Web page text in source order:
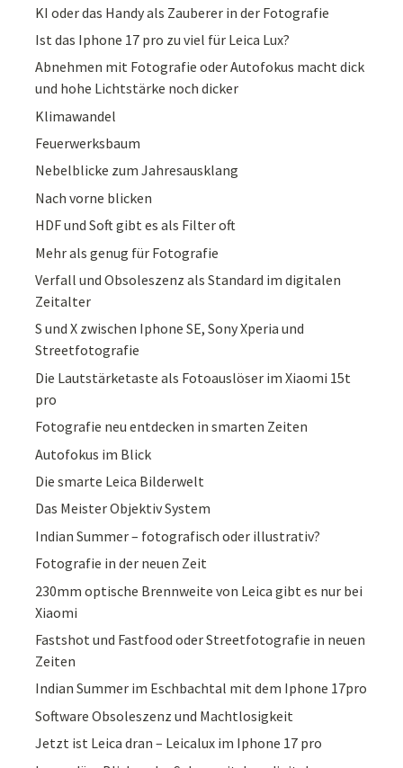
KI oder das Handy als Zauberer in der Fotografie
Ist das Iphone 17 pro zu viel für Leica Lux?
Abnehmen mit Fotografie oder Autofokus macht dick
und hohe Lichtstärke noch dicker
Klimawandel
Feuerwerksbaum
Nebelblicke zum Jahresausklang
Nach vorne blicken
HDF und Soft gibt es als Filter oft
Mehr als genug für Fotografie
Verfall und Obsoleszenz als Standard im digitalen
Zeitalter
S und X zwischen Iphone SE, Sony Xperia und
Streetfotografie
Die Lautstärketaste als Fotoauslöser im Xiaomi 15t
pro
Fotografie neu entdecken in smarten Zeiten
Autofokus im Blick
Die smarte Leica Bilderwelt
Das Meister Objektiv System
Indian Summer – fotografisch oder illustrativ?
Fotografie in der neuen Zeit
230mm optische Brennweite von Leica gibt es nur bei
Xiaomi
Fastshot und Fastfood oder Streetfotografie in neuen
Zeiten
Indian Summer im Eschbachtal mit dem Iphone 17pro
Software Obsoleszenz und Machtlosigkeit
Jetzt ist Leica dran – Leicalux im Iphone 17 pro